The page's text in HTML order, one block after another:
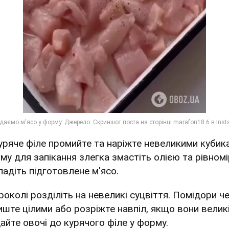
філе промийте та наріжте невеликими
для запікання злегка змастіть олією та
підготовлене м'ясо.
розділіть на невеликі суцвіття. Помідори
цілими або розріжте навпіл, якщо вони
овочі до курячого філе у форму.